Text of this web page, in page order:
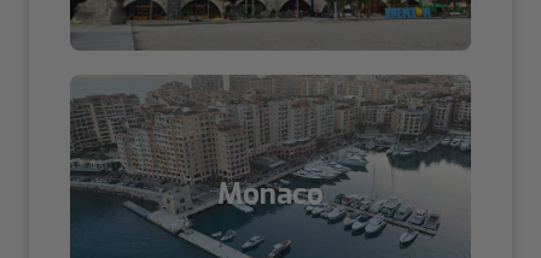
Monaco